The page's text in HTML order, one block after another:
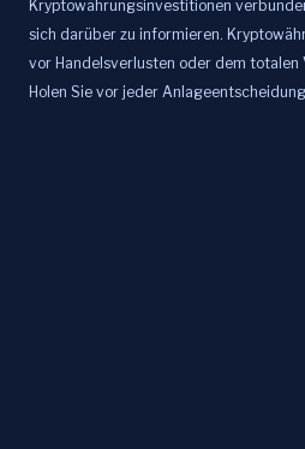
Kryptowährungsinvestitionen
sich darüber zu informieren.
vor Handelsverlusten oder dem
Holen Sie vor jeder